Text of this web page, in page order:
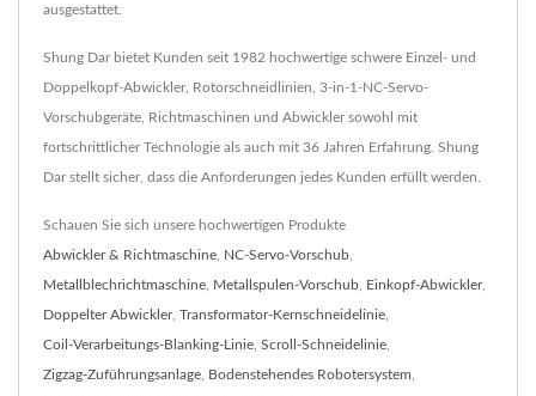
ausgestattet.
Shung Dar bietet Kunden seit 1982 hochwertige schwere Einzel- und
Doppelkopf-Abwickler, Rotorschneidlinien, 3-in-1-NC-Servo-
Vorschubgeräte, Richtmaschinen und Abwickler sowohl mit
fortschrittlicher Technologie als auch mit 36 Jahren Erfahrung. Shung
Dar stellt sicher, dass die Anforderungen jedes Kunden erfüllt werden.
Schauen Sie sich unsere hochwertigen Produkte
Abwickler & Richtmaschine NC-Servo-Vorschub
Metallblechrichtmaschine Metallspulen-Vorschub Einkopf-Abwickler,
Doppelter Abwickler, Transformator-Kernschneidelinie
Coil-Verarbeitungs-Blanking-Linie Scroll-Schneidelinie
Zigzag-Zuführungsanlage Bodenstehendes Robotersystem